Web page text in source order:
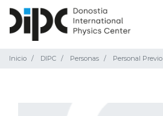
Inicio DIPC Personas Personal Previo